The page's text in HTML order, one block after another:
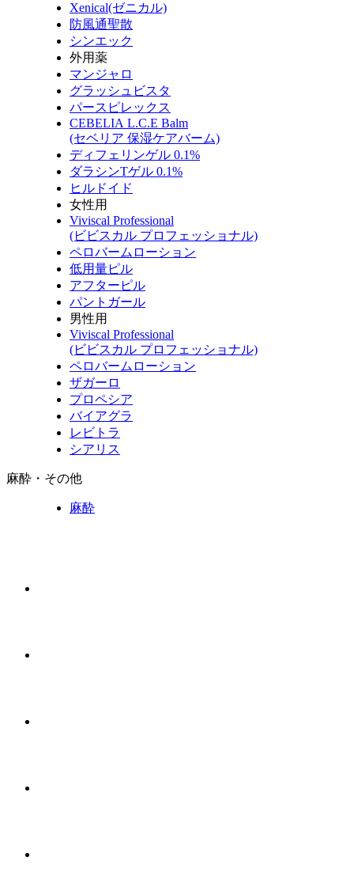
Xenical(ゼニカル)
防風通聖散
シンエック
外用薬
マンジャロ
グラッシュビスタ
パースピレックス
CEBELIA L.C.E Balm
(セベリア 保湿ケアバーム)
ディフェリンゲル 0.1%
ダラシンTゲル 0.1%
ヒルドイド
女性用
Viviscal Professional
(ビビスカル プロフェッショナル)
ペロバームローション
低用量ピル
アフターピル
パントガール
男性用
Viviscal Professional
(ビビスカル プロフェッショナル)
ペロバームローション
ザガーロ
プロペシア
バイアグラ
レビトラ
シアリス
麻酔・その他
麻酔